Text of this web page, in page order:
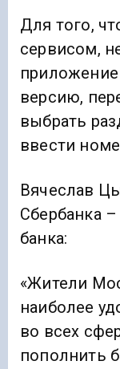
Для того,
сервисом,
версию,
выбрать
ввести
Вячеслав
Сбербанка
банка:
«Жители
наиболее
во всех
пополнить